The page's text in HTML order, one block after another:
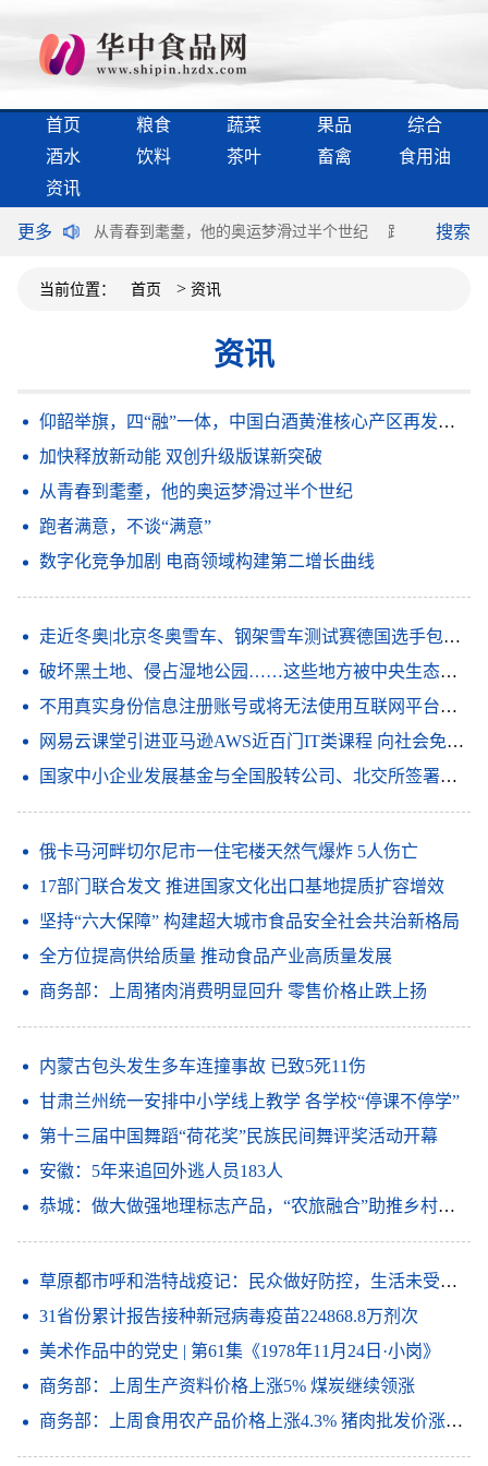
首页 粮食 蔬菜 果品
综合
酒水
饮料 茶叶 畜禽
食用油
资讯
更多
谋新突破 从青春到耄耋，他的奥运梦滑过半个世纪 跑者满意，不
搜索
当前位置： 首页 > 资讯
资讯
仰韶举旗，四“融”一体，中国白酒黄淮核心产区再发最强音！
加快释放新动能 双创升级版谋新突破
从青春到耄耋，他的奥运梦滑过半个世纪
跑者满意，不谈“满意”
数字化竞争加剧 电商领域构建第二增长曲线
走近冬奥|北京冬奥雪车、钢架雪车测试赛德国选手包揽全部冠军
破坏黑土地、侵占湿地公园……这些地方被中央生态环保督察组点名通报
不用真实身份信息注册账号或将无法使用互联网平台服务
网易云课堂引进亚马逊AWS近百门IT类课程 向社会免费开放
国家中小企业发展基金与全国股转公司、北交所签署战略合作协议
俄卡马河畔切尔尼市一住宅楼天然气爆炸 5人伤亡
17部门联合发文 推进国家文化出口基地提质扩容增效
坚持“六大保障” 构建超大城市食品安全社会共治新格局
全方位提高供给质量 推动食品产业高质量发展
商务部：上周猪肉消费明显回升 零售价格止跌上扬
内蒙古包头发生多车连撞事故 已致5死11伤
甘肃兰州统一安排中小学线上教学 各学校“停课不停学”
第十三届中国舞蹈“荷花奖”民族民间舞评奖活动开幕
安徽：5年来追回外逃人员183人
恭城：做大做强地理标志产品，“农旅融合”助推乡村振兴
草原都市呼和浩特战疫记：民众做好防控，生活未受冲击
31省份累计报告接种新冠病毒疫苗224868.8万剂次
美术作品中的党史 | 第61集《1978年11月24日·小岗》
商务部：上周生产资料价格上涨5% 煤炭继续领涨
商务部：上周食用农产品价格上涨4.3% 猪肉批发价涨9.7%